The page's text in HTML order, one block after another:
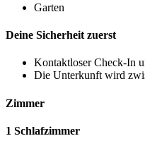
Garten
Deine Sicherheit zuerst
Kontaktloser Check-In
Die Unterkunft wird
Zimmer
1 Schlafzimmer